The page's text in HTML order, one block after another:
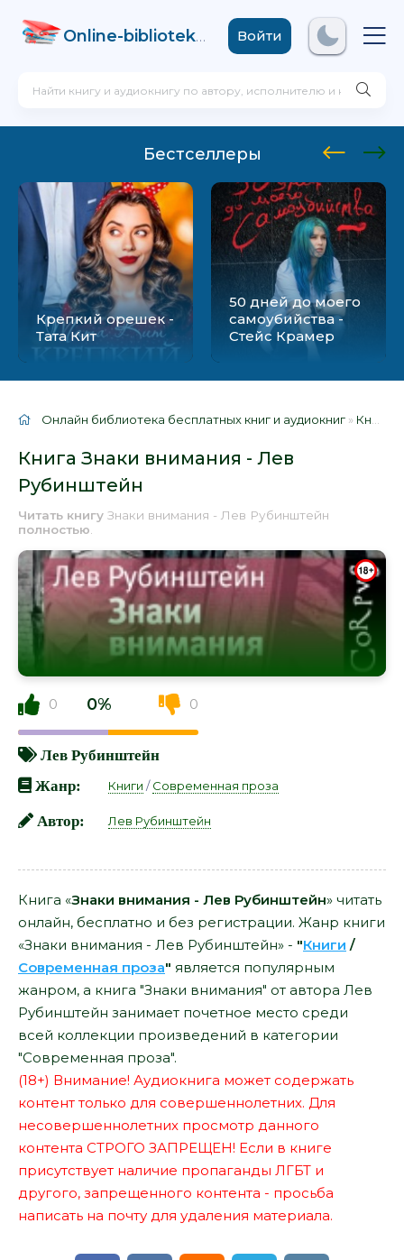
Online-biblioteka .comВойти
Бестселлеры
Крепкий орешек -
Тата Кит
50 дней до моего
самоубийства -
Стейс Крамер
Онлайн библиотека бесплатных книг и аудиокниг » Книги
Книга Знаки внимания - Лев
Рубинштейн
Читать книгу Знаки внимания - Лев Рубинштейн
полностью
0 0% 0
Лев Рубинштейн
Жанр:
Книги /Современная проза
Автор: Лев Рубинштейн
Книга «Знаки внимания - Лев Рубинштейн» читать
онлайн, бесплатно и без регистрации. Жанр книги
«Знаки внимания - Лев Рубинштейн» - "Книги /
Современная проза" является популярным
жанром, а книга "Знаки внимания" от автора Лев
Рубинштейн занимает почетное место среди
всей коллекции произведений в категории
"Современная проза".
(18+) Внимание! Аудиокнига может содержать
контент только для совершеннолетних. Для
несовершеннолетних просмотр данного
контента СТРОГО ЗАПРЕЩЕН! Если в книге
присутствует наличие пропаганды ЛГБТ и
другого, запрещенного контента - просьба
написать на почту для удаления материала.